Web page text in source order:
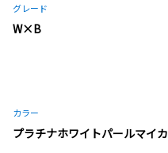
グレード
W×B
カラー
プラチナホワイトパールマイカ